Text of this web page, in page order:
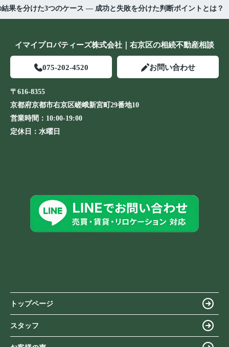
果を分けた3つのケース ― 成功と失敗を分けた判断ポイントとは？
イマイプロパティーズ株式会社｜右京区の相続不動産相談
075-202-4520 お問い合わせ
〒616-8355
京都府京都市右京区嵯峨新宮町29番地10
営業時間： 10:00-19:00
定休日： 水曜日
トップページ
スタッフ